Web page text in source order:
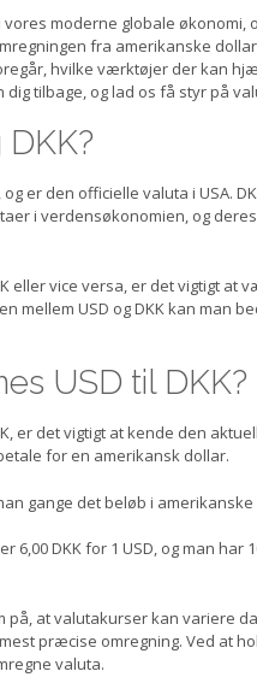
moderne globale økonomi,
fra amerikanske
hvilke værktøjer der kan
tilbage, og lad os få styr på
er den officielle valuta i USA.
i verdensøkonomien, og
eller vice versa, er det vigtigt
mellem USD og DKK kan man
USD til DKK?
er det vigtigt at kende den
for en amerikansk dollar.
gange det beløb i
6,00 DKK for 1 USD, og man
at valutakurser kan variere
præcise omregning. Ved at
valuta.